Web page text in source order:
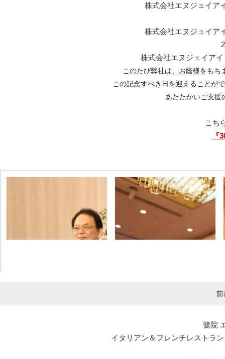
株式会社エヌジェイア
株式会社エヌジェイア
株式会社エヌジェイア
このたび弊社は、お蔭様をも
この記念すべき日を迎えることが
あたたかいご支援
こち
『
前
健院
イタリアン＆フレンチレストラ